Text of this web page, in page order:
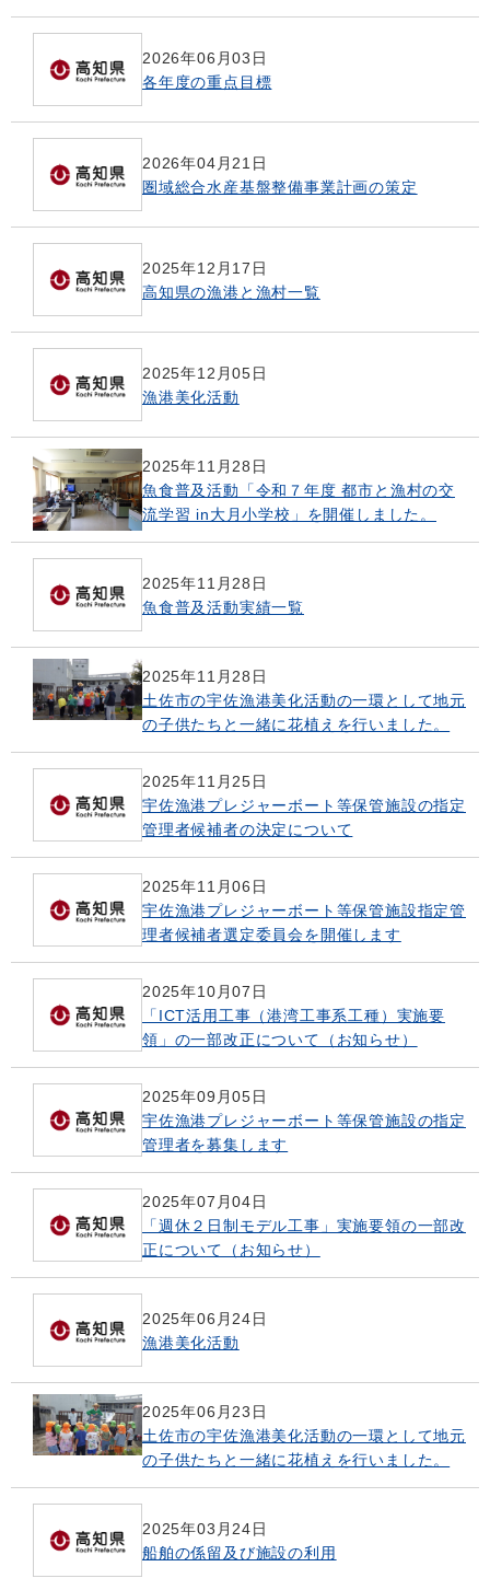
2026年06月03日
各年度の重点目標
2026年04月21日
圏域総合水産基盤整備事業計画の策定
2025年12月17日
高知県の漁港と漁村一覧
2025年12月05日
漁港美化活動
2025年11月28日
魚食普及活動「令和７年度 都市と漁村の交
流学習 in大月小学校」を開催しました。
2025年11月28日
魚食普及活動実績一覧
2025年11月28日
土佐市の宇佐漁港美化活動の一環として地元
の子供たちと一緒に花植えを行いました。
2025年11月25日
宇佐漁港プレジャーボート等保管施設の指定
管理者候補者の決定について
2025年11月06日
宇佐漁港プレジャーボート等保管施設指定管
理者候補者選定委員会を開催します
2025年10月07日
「ICT活用工事（港湾工事系工種）実施要
領」の一部改正について（お知らせ）
2025年09月05日
宇佐漁港プレジャーボート等保管施設の指定
管理者を募集します
2025年07月04日
「週休２日制モデル工事」実施要領の一部改
正について（お知らせ）
2025年06月24日
漁港美化活動
2025年06月23日
土佐市の宇佐漁港美化活動の一環として地元
の子供たちと一緒に花植えを行いました。
2025年03月24日
船舶の係留及び施設の利用